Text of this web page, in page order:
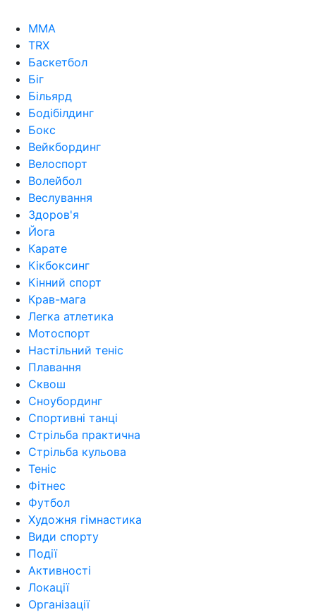
MMA
TRX
Баскетбол
Біг
Більярд
Бодібілдинг
Бокс
Вейкбординг
Велоспорт
Волейбол
Веслування
Здоров'я
Йога
Карате
Кікбоксинг
Кінний спорт
Крав-мага
Легка атлетика
Мотоспорт
Настільний теніс
Плавання
Сквош
Сноубординг
Спортивні танці
Стрільба практична
Стрільба кульова
Теніс
Фітнес
Футбол
Художня гімнастика
Види спорту
Події
Активності
Локації
Організації